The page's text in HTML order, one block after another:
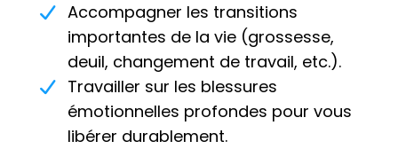
Accompagner les transitions
importantes de la vie (grossesse,
deuil, changement de travail, etc.).
Travailler sur les blessures
émotionnelles profondes pour vous
libérer durablement.